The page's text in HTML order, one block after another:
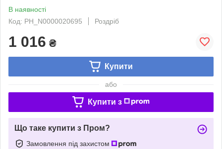
В наявності
Код: PH_N0000020695
Роздріб
1 016 ₴
Купити
або
Купити з
Що таке купити з Пром?
Замовлення під захистом